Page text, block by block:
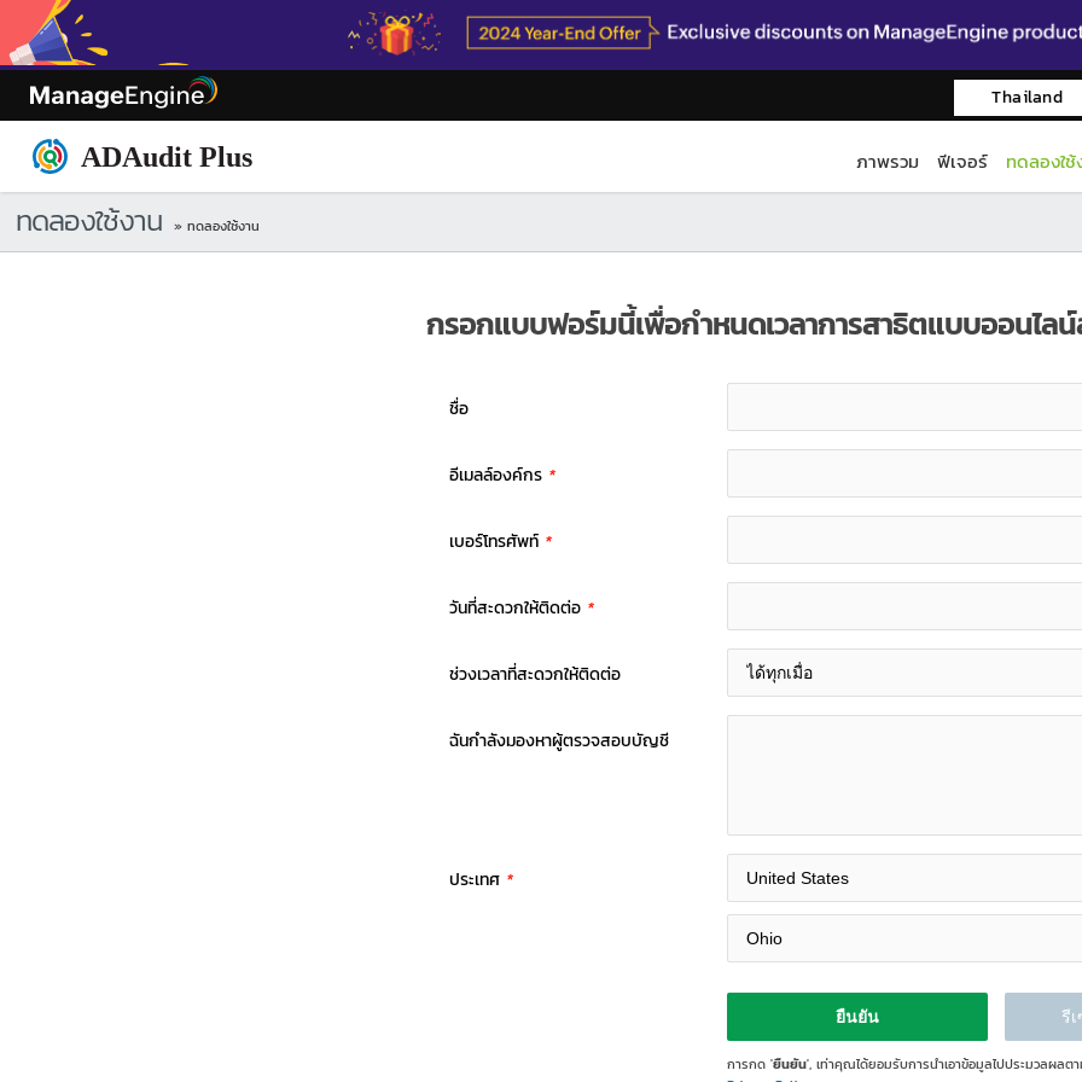
Thailand
ภาพรวม ฟีเจอร์ ทดลองใช้
ทดลองใช้งาน » ทดลองใช้งาน
กรอกแบบฟอร์มนี้เพื่อกำหนดเวลาการสาธิตแบบออนไล
ชื่อ
อีเมลล์องค์กร *
เบอร์โทรศัพท์ *
วันที่สะดวกให้ติดต่อ *
ช่วงเวลาที่สะดวกให้ติดต่อ
ฉันกำลังมองหาผู้ตรวจสอบบัญชี
ประเทศ *
การกด 'ยืนยัน', เท่าคุณได้ยอมรับการนำเอาข้อมูลไปประมวลผลต